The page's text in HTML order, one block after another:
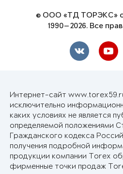
© ООО «ТД ТОРЭКС»
1990—2026. Все
Интернет-сайт
исключительно
каких условиях не является
определяемой положениями
Гражданского кодекса
получения подробной
продукции компании Torex
фирменные точки продаж